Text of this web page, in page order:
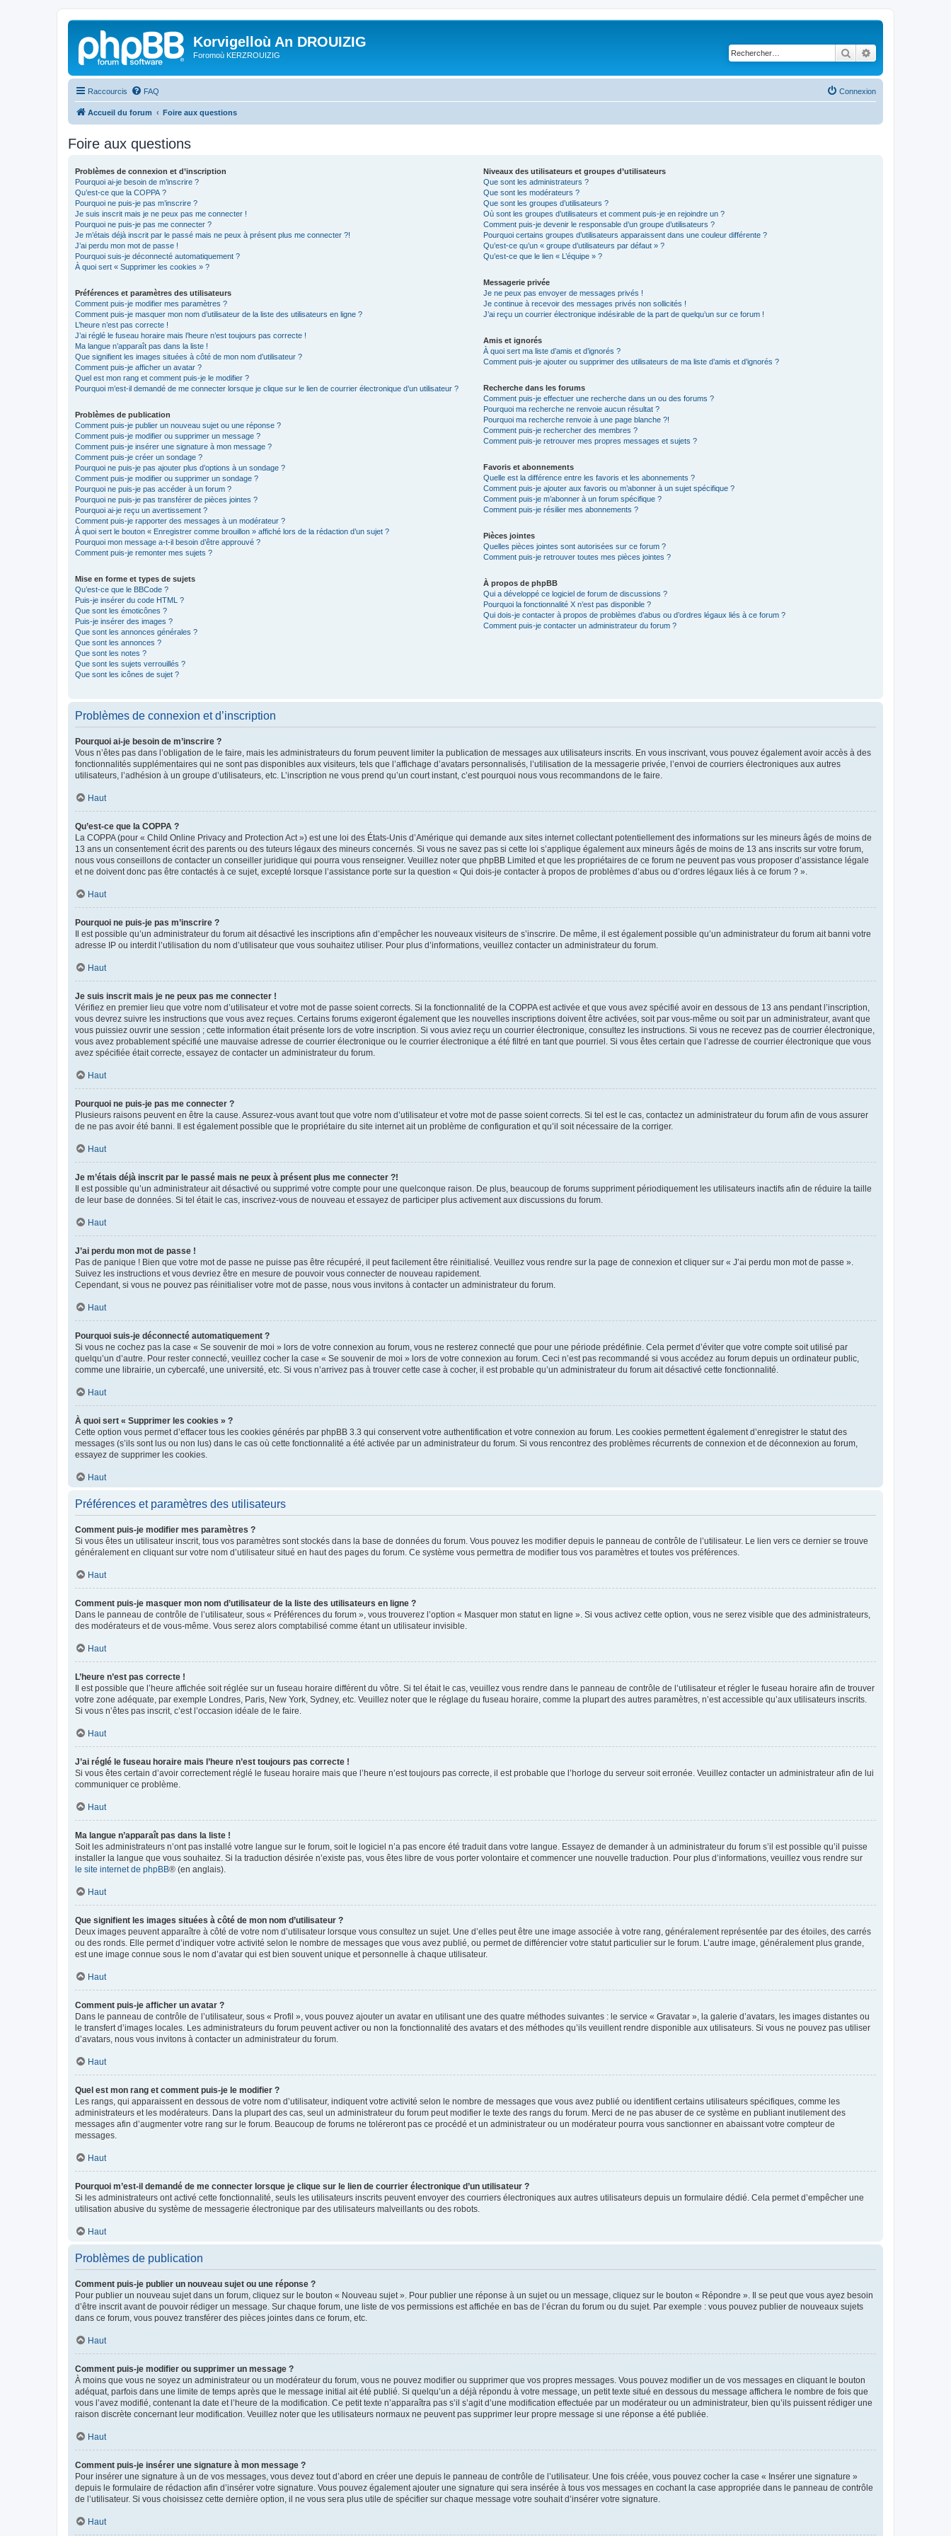
Korvigelloù An DROUIZIG
Foromoù KERZROUIZIG Rechercher
Raccourcis FAQ Connexion
Accueil du forum Foire aux questions
Foire aux questions
Problèmes de connexion et d’inscription
Pourquoi ai-je besoin de m’inscrire ?
Qu’est-ce que la COPPA ?
Pourquoi ne puis-je pas m’inscrire ?
Je suis inscrit mais je ne peux pas me connecter !
Pourquoi ne puis-je pas me connecter ?
Je m’étais déjà inscrit par le passé mais ne peux à présent plus me connecter ?!
J’ai perdu mon mot de passe !
Pourquoi suis-je déconnecté automatiquement ?
À quoi sert « Supprimer les cookies » ?
Préférences et paramètres des utilisateurs
Comment puis-je modifier mes paramètres ?
Comment puis-je masquer mon nom d’utilisateur de la liste des utilisateurs en ligne ?
L’heure n’est pas correcte !
J’ai réglé le fuseau horaire mais l’heure n’est toujours pas correcte !
Ma langue n’apparaît pas dans la liste !
Que signifient les images situées à côté de mon nom d’utilisateur ?
Comment puis-je afficher un avatar ?
Quel est mon rang et comment puis-je le modifier ?
Pourquoi m’est-il demandé de me connecter lorsque je clique sur le lien de courrier électronique d’un utilisateur ?
Problèmes de publication
Comment puis-je publier un nouveau sujet ou une réponse ?
Comment puis-je modifier ou supprimer un message ?
Comment puis-je insérer une signature à mon message ?
Comment puis-je créer un sondage ?
Pourquoi ne puis-je pas ajouter plus d’options à un sondage ?
Comment puis-je modifier ou supprimer un sondage ?
Pourquoi ne puis-je pas accéder à un forum ?
Pourquoi ne puis-je pas transférer de pièces jointes ?
Pourquoi ai-je reçu un avertissement ?
Comment puis-je rapporter des messages à un modérateur ?
À quoi sert le bouton « Enregistrer comme brouillon » affiché lors de la rédaction d’un sujet ?
Pourquoi mon message a-t-il besoin d’être approuvé ?
Comment puis-je remonter mes sujets ?
Mise en forme et types de sujets
Qu’est-ce que le BBCode ?
Puis-je insérer du code HTML ?
Que sont les émoticônes ?
Puis-je insérer des images ?
Que sont les annonces générales ?
Que sont les annonces ?
Que sont les notes ?
Que sont les sujets verrouillés ?
Que sont les icônes de sujet ?
Niveaux des utilisateurs et groupes d’utilisateurs
Que sont les administrateurs ?
Que sont les modérateurs ?
Que sont les groupes d’utilisateurs ?
Où sont les groupes d’utilisateurs et comment puis-je en rejoindre un ?
Comment puis-je devenir le responsable d’un groupe d’utilisateurs ?
Pourquoi certains groupes d’utilisateurs apparaissent dans une couleur différente ?
Qu’est-ce qu’un « groupe d’utilisateurs par défaut » ?
Qu’est-ce que le lien « L’équipe » ?
Messagerie privée
Je ne peux pas envoyer de messages privés !
Je continue à recevoir des messages privés non sollicités !
J’ai reçu un courrier électronique indésirable de la part de quelqu’un sur ce forum !
Amis et ignorés
À quoi sert ma liste d’amis et d’ignorés ?
Comment puis-je ajouter ou supprimer des utilisateurs de ma liste d’amis et d’ignorés ?
Recherche dans les forums
Comment puis-je effectuer une recherche dans un ou des forums ?
Pourquoi ma recherche ne renvoie aucun résultat ?
Pourquoi ma recherche renvoie à une page blanche ?!
Comment puis-je rechercher des membres ?
Comment puis-je retrouver mes propres messages et sujets ?
Favoris et abonnements
Quelle est la différence entre les favoris et les abonnements ?
Comment puis-je ajouter aux favoris ou m’abonner à un sujet spécifique ?
Comment puis-je m’abonner à un forum spécifique ?
Comment puis-je résilier mes abonnements ?
Pièces jointes
Quelles pièces jointes sont autorisées sur ce forum ?
Comment puis-je retrouver toutes mes pièces jointes ?
À propos de phpBB
Qui a développé ce logiciel de forum de discussions ?
Pourquoi la fonctionnalité X n’est pas disponible ?
Qui dois-je contacter à propos de problèmes d’abus ou d’ordres légaux liés à ce forum ?
Comment puis-je contacter un administrateur du forum ?
Problèmes de connexion et d’inscription
Pourquoi ai-je besoin de m’inscrire ?
Vous n’êtes pas dans l’obligation de le faire, mais les administrateurs du forum peuvent limiter la publication de messages aux utilisateurs inscrits. En vous inscrivant, vous pouvez également avoir accès à des
fonctionnalités supplémentaires qui ne sont pas disponibles aux visiteurs, tels que l’affichage d’avatars personnalisés, l’utilisation de la messagerie privée, l’envoi de courriers électroniques aux autres
utilisateurs, l’adhésion à un groupe d’utilisateurs, etc. L’inscription ne vous prend qu’un court instant, c’est pourquoi nous vous recommandons de le faire.
Haut
Qu’est-ce que la COPPA ?
La COPPA (pour « Child Online Privacy and Protection Act ») est une loi des États-Unis d’Amérique qui demande aux sites internet collectant potentiellement des informations sur les mineurs âgés de moins de
13 ans un consentement écrit des parents ou des tuteurs légaux des mineurs concernés. Si vous ne savez pas si cette loi s’applique également aux mineurs âgés de moins de 13 ans inscrits sur votre forum,
nous vous conseillons de contacter un conseiller juridique qui pourra vous renseigner. Veuillez noter que phpBB Limited et que les propriétaires de ce forum ne peuvent pas vous proposer d’assistance légale
et ne doivent donc pas être contactés à ce sujet, excepté lorsque l’assistance porte sur la question « Qui dois-je contacter à propos de problèmes d’abus ou d’ordres légaux liés à ce forum ? ».
Haut
Pourquoi ne puis-je pas m’inscrire ?
Il est possible qu’un administrateur du forum ait désactivé les inscriptions afin d’empêcher les nouveaux visiteurs de s’inscrire. De même, il est également possible qu’un administrateur du forum ait banni votre
adresse IP ou interdit l’utilisation du nom d’utilisateur que vous souhaitez utiliser. Pour plus d’informations, veuillez contacter un administrateur du forum.
Haut
Je suis inscrit mais je ne peux pas me connecter !
Vérifiez en premier lieu que votre nom d’utilisateur et votre mot de passe soient corrects. Si la fonctionnalité de la COPPA est activée et que vous avez spécifié avoir en dessous de 13 ans pendant l’inscription,
vous devrez suivre les instructions que vous avez reçues. Certains forums exigeront également que les nouvelles inscriptions doivent être activées, soit par vous-même ou soit par un administrateur, avant que
vous puissiez ouvrir une session ; cette information était présente lors de votre inscription. Si vous aviez reçu un courrier électronique, consultez les instructions. Si vous ne recevez pas de courrier électronique,
vous avez probablement spécifié une mauvaise adresse de courrier électronique ou le courrier électronique a été filtré en tant que pourriel. Si vous êtes certain que l’adresse de courrier électronique que vous
avez spécifiée était correcte, essayez de contacter un administrateur du forum.
Haut
Pourquoi ne puis-je pas me connecter ?
Plusieurs raisons peuvent en être la cause. Assurez-vous avant tout que votre nom d’utilisateur et votre mot de passe soient corrects. Si tel est le cas, contactez un administrateur du forum afin de vous assurer
de ne pas avoir été banni. Il est également possible que le propriétaire du site internet ait un problème de configuration et qu’il soit nécessaire de la corriger.
Haut
Je m’étais déjà inscrit par le passé mais ne peux à présent plus me connecter ?!
Il est possible qu’un administrateur ait désactivé ou supprimé votre compte pour une quelconque raison. De plus, beaucoup de forums suppriment périodiquement les utilisateurs inactifs afin de réduire la taille
de leur base de données. Si tel était le cas, inscrivez-vous de nouveau et essayez de participer plus activement aux discussions du forum.
Haut
J’ai perdu mon mot de passe !
Pas de panique ! Bien que votre mot de passe ne puisse pas être récupéré, il peut facilement être réinitialisé. Veuillez vous rendre sur la page de connexion et cliquer sur « J’ai perdu mon mot de passe ».
Suivez les instructions et vous devriez être en mesure de pouvoir vous connecter de nouveau rapidement.
Cependant, si vous ne pouvez pas réinitialiser votre mot de passe, nous vous invitons à contacter un administrateur du forum.
Haut
Pourquoi suis-je déconnecté automatiquement ?
Si vous ne cochez pas la case « Se souvenir de moi » lors de votre connexion au forum, vous ne resterez connecté que pour une période prédéfinie. Cela permet d’éviter que votre compte soit utilisé par
quelqu’un d’autre. Pour rester connecté, veuillez cocher la case « Se souvenir de moi » lors de votre connexion au forum. Ceci n’est pas recommandé si vous accédez au forum depuis un ordinateur public,
comme une librairie, un cybercafé, une université, etc. Si vous n’arrivez pas à trouver cette case à cocher, il est probable qu’un administrateur du forum ait désactivé cette fonctionnalité.
Haut
À quoi sert « Supprimer les cookies » ?
Cette option vous permet d’effacer tous les cookies générés par phpBB 3.3 qui conservent votre authentification et votre connexion au forum. Les cookies permettent également d’enregistrer le statut des
messages (s’ils sont lus ou non lus) dans le cas où cette fonctionnalité a été activée par un administrateur du forum. Si vous rencontrez des problèmes récurrents de connexion et de déconnexion au forum,
essayez de supprimer les cookies.
Haut
Préférences et paramètres des utilisateurs
Comment puis-je modifier mes paramètres ?
Si vous êtes un utilisateur inscrit, tous vos paramètres sont stockés dans la base de données du forum. Vous pouvez les modifier depuis le panneau de contrôle de l’utilisateur. Le lien vers ce dernier se trouve
généralement en cliquant sur votre nom d’utilisateur situé en haut des pages du forum. Ce système vous permettra de modifier tous vos paramètres et toutes vos préférences.
Haut
Comment puis-je masquer mon nom d’utilisateur de la liste des utilisateurs en ligne ?
Dans le panneau de contrôle de l’utilisateur, sous « Préférences du forum », vous trouverez l’option « Masquer mon statut en ligne ». Si vous activez cette option, vous ne serez visible que des administrateurs,
des modérateurs et de vous-même. Vous serez alors comptabilisé comme étant un utilisateur invisible.
Haut
L’heure n’est pas correcte !
Il est possible que l’heure affichée soit réglée sur un fuseau horaire différent du vôtre. Si tel était le cas, veuillez vous rendre dans le panneau de contrôle de l’utilisateur et régler le fuseau horaire afin de trouver
votre zone adéquate, par exemple Londres, Paris, New York, Sydney, etc. Veuillez noter que le réglage du fuseau horaire, comme la plupart des autres paramètres, n’est accessible qu’aux utilisateurs inscrits.
Si vous n’êtes pas inscrit, c’est l’occasion idéale de le faire.
Haut
J’ai réglé le fuseau horaire mais l’heure n’est toujours pas correcte !
Si vous êtes certain d’avoir correctement réglé le fuseau horaire mais que l’heure n’est toujours pas correcte, il est probable que l’horloge du serveur soit erronée. Veuillez contacter un administrateur afin de lui
communiquer ce problème.
Haut
Ma langue n’apparaît pas dans la liste !
Soit les administrateurs n’ont pas installé votre langue sur le forum, soit le logiciel n’a pas encore été traduit dans votre langue. Essayez de demander à un administrateur du forum s’il est possible qu’il puisse
installer la langue que vous souhaitez. Si la traduction désirée n’existe pas, vous êtes libre de vous porter volontaire et commencer une nouvelle traduction. Pour plus d’informations, veuillez vous rendre sur
le site internet de phpBB® (en anglais).
Haut
Que signifient les images situées à côté de mon nom d’utilisateur ?
Deux images peuvent apparaître à côté de votre nom d’utilisateur lorsque vous consultez un sujet. Une d’elles peut être une image associée à votre rang, généralement représentée par des étoiles, des carrés
ou des ronds. Elle permet d’indiquer votre activité selon le nombre de messages que vous avez publié, ou permet de différencier votre statut particulier sur le forum. L’autre image, généralement plus grande,
est une image connue sous le nom d’avatar qui est bien souvent unique et personnelle à chaque utilisateur.
Haut
Comment puis-je afficher un avatar ?
Dans le panneau de contrôle de l’utilisateur, sous « Profil », vous pouvez ajouter un avatar en utilisant une des quatre méthodes suivantes : le service « Gravatar », la galerie d’avatars, les images distantes ou
le transfert d’images locales. Les administrateurs du forum peuvent activer ou non la fonctionnalité des avatars et des méthodes qu’ils veuillent rendre disponible aux utilisateurs. Si vous ne pouvez pas utiliser
d’avatars, nous vous invitons à contacter un administrateur du forum.
Haut
Quel est mon rang et comment puis-je le modifier ?
Les rangs, qui apparaissent en dessous de votre nom d’utilisateur, indiquent votre activité selon le nombre de messages que vous avez publié ou identifient certains utilisateurs spécifiques, comme les
administrateurs et les modérateurs. Dans la plupart des cas, seul un administrateur du forum peut modifier le texte des rangs du forum. Merci de ne pas abuser de ce système en publiant inutilement des
messages afin d’augmenter votre rang sur le forum. Beaucoup de forums ne toléreront pas ce procédé et un administrateur ou un modérateur pourra vous sanctionner en abaissant votre compteur de
messages.
Haut
Pourquoi m’est-il demandé de me connecter lorsque je clique sur le lien de courrier électronique d’un utilisateur ?
Si les administrateurs ont activé cette fonctionnalité, seuls les utilisateurs inscrits peuvent envoyer des courriers électroniques aux autres utilisateurs depuis un formulaire dédié. Cela permet d’empêcher une
utilisation abusive du système de messagerie électronique par des utilisateurs malveillants ou des robots.
Haut
Problèmes de publication
Comment puis-je publier un nouveau sujet ou une réponse ?
Pour publier un nouveau sujet dans un forum, cliquez sur le bouton « Nouveau sujet ». Pour publier une réponse à un sujet ou un message, cliquez sur le bouton « Répondre ». Il se peut que vous ayez besoin
d’être inscrit avant de pouvoir rédiger un message. Sur chaque forum, une liste de vos permissions est affichée en bas de l’écran du forum ou du sujet. Par exemple : vous pouvez publier de nouveaux sujets
dans ce forum, vous pouvez transférer des pièces jointes dans ce forum, etc.
Haut
Comment puis-je modifier ou supprimer un message ?
À moins que vous ne soyez un administrateur ou un modérateur du forum, vous ne pouvez modifier ou supprimer que vos propres messages. Vous pouvez modifier un de vos messages en cliquant le bouton
adéquat, parfois dans une limite de temps après que le message initial ait été publié. Si quelqu’un a déjà répondu à votre message, un petit texte situé en dessous du message affichera le nombre de fois que
vous l’avez modifié, contenant la date et l’heure de la modification. Ce petit texte n’apparaîtra pas s’il s’agit d’une modification effectuée par un modérateur ou un administrateur, bien qu’ils puissent rédiger une
raison discrète concernant leur modification. Veuillez noter que les utilisateurs normaux ne peuvent pas supprimer leur propre message si une réponse a été publiée.
Haut
Comment puis-je insérer une signature à mon message ?
Pour insérer une signature à un de vos messages, vous devez tout d’abord en créer une depuis le panneau de contrôle de l’utilisateur. Une fois créée, vous pouvez cocher la case « Insérer une signature »
depuis le formulaire de rédaction afin d’insérer votre signature. Vous pouvez également ajouter une signature qui sera insérée à tous vos messages en cochant la case appropriée dans le panneau de contrôle
de l’utilisateur. Si vous choisissez cette dernière option, il ne vous sera plus utile de spécifier sur chaque message votre souhait d’insérer votre signature.
Haut